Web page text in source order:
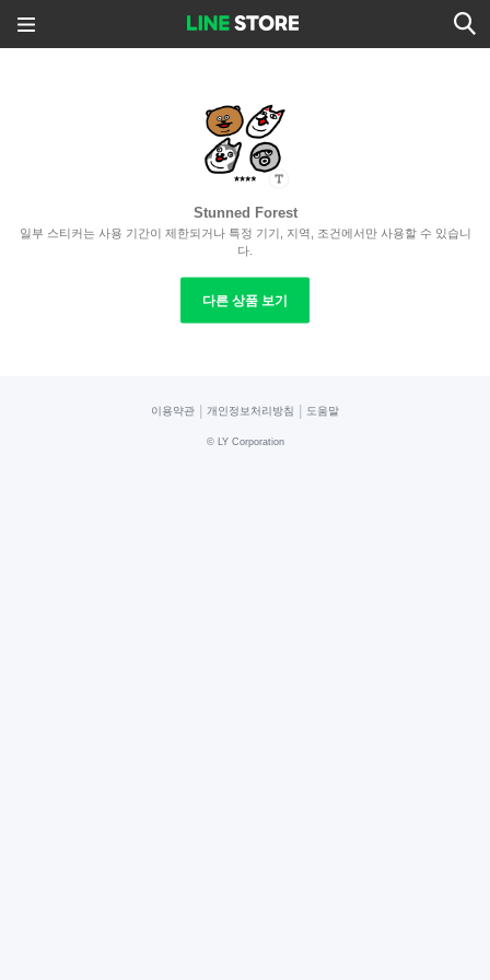
Stunned Forest
일부 스티커는 사용 기간이 제한되거나 특정 기기, 지역, 조건에서만 사용할 수 있습니
다.
다른 상품 보기
이용약관 개인정보처리방침 도움말
© LY Corporation